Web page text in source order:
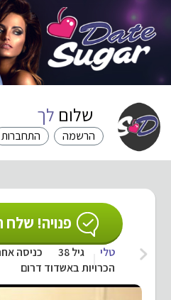
שלום לך
התחברות הרשמה
פנויה! שלח
טלי גיל 38
כניסה
הכרויות באשדוד דרום